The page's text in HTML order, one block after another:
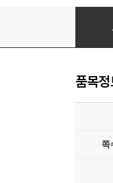
이것
품목
쪽